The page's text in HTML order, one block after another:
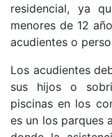
residencial, ya
menores de 12
acudientes o
Los acudientes
sus hijos o
piscinas en los
es un los parques